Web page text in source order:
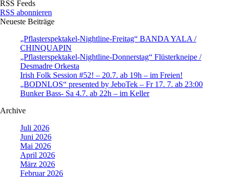
RSS Feeds
RSS abonnieren
Neueste Beiträge
„Pflasterspektakel-Nightline-Freitag“ BANDA YALA /
CHINQUAPIN
„Pflasterspektakel-Nightline-Donnerstag“ Flüsterkneipe /
Desmadre Orkesta
Irish Folk Session #52! – 20.7. ab 19h – im Freien!
„BODNLOS“ presented by JeboTek – Fr 17. 7. ab 23:00
Bunker Bass- Sa 4.7. ab 22h – im Keller
Archive
Juli 2026
Juni 2026
Mai 2026
April 2026
März 2026
Februar 2026